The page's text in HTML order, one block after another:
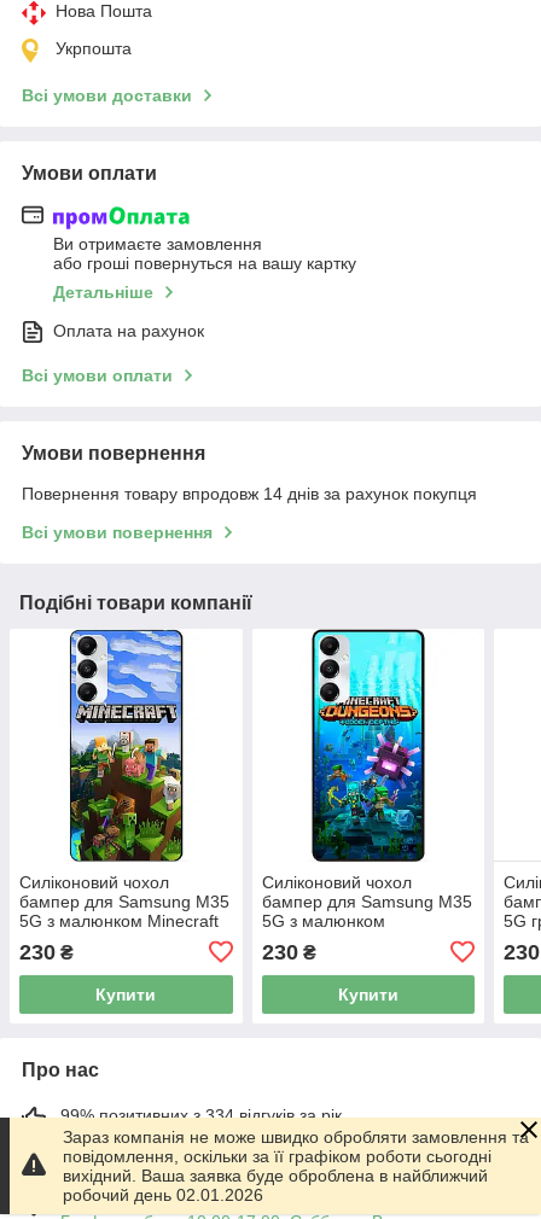
Нова Пошта
Укрпошта
Всі умови доставки
Умови оплати
Ви отримаєте замовлення
або гроші повернуться на вашу картку
Детальніше
Оплата на рахунок
Всі умови оплати
Умови повернення
Повернення товару впродовж 14 днів за рахунок покупця
Всі умови повернення
Подібні товари компанії
Силіконовий чохол
бампер для Samsung M35
5G з малюнком Minecraft
230 ₴
Купити
Силіконовий чохол
бампер для Samsung M35
5G з малюнком
230₴
Купити
5G
230
Про нас
99% позитивних з 334 відгуків за рік
Працює з 01.06.2014
м. Харків
Зараз компанія не може швидко обробляти замовлення та
повідомлення, оскільки за її графіком роботи сьогодні
вихідний. Ваша заявка буде оброблена в найближчий
робочий день 02.01.2026